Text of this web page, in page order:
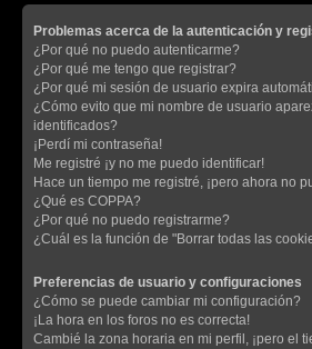
Problemas acerca de la autenticación y
¿Por qué no puedo autenticarme?
¿Por qué me tengo que registrar?
¿Por qué mi sesión de usuario expira
¿Cómo evito que mi nombre de usuario
identificados?
¡Perdí mi contraseña!
Me registré ¡y no me puedo identificar!
Hace un tiempo me registré, ¡pero ahora no
¿Qué es COPPA?
¿Por qué no puedo registrarme?
¿Cuál es la función de "Borrar todas las
Preferencias de usuario y configuraciones
¿Cómo se puede cambiar mi configuración?
¡La hora en los foros no es correcta!
Cambié la zona horaria en mi perfil, ¡pero el